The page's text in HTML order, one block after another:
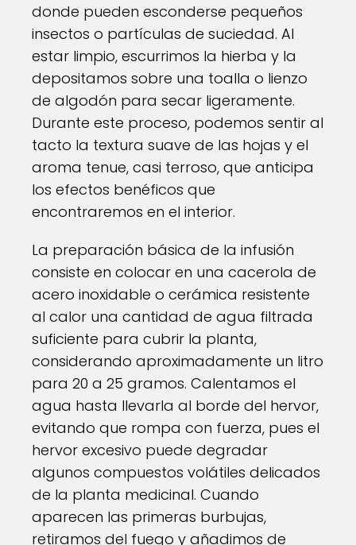
donde pueden esconderse pequeños
insectos o partículas de suciedad. Al
estar limpio, escurrimos la hierba y la
depositamos sobre una toalla o lienzo
de algodón para secar ligeramente.
Durante este proceso, podemos sentir al
tacto la textura suave de las hojas y el
aroma tenue, casi terroso, que anticipa
los efectos benéficos que
encontraremos en el interior.
La preparación básica de la infusión
consiste en colocar en una cacerola de
acero inoxidable o cerámica resistente
al calor una cantidad de agua filtrada
suficiente para cubrir la planta,
considerando aproximadamente un litro
para 20 a 25 gramos. Calentamos el
agua hasta llevarla al borde del hervor,
evitando que rompa con fuerza, pues el
hervor excesivo puede degradar
algunos compuestos volátiles delicados
de la planta medicinal. Cuando
aparecen las primeras burbujas,
retiramos del fuego y añadimos de